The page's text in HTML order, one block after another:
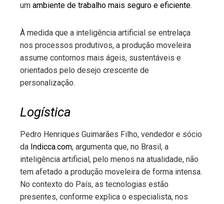
um ambiente de trabalho mais seguro e eficiente.
À medida que a inteligência artificial se entrelaça
nos processos produtivos, a produção moveleira
assume contornos mais ágeis, sustentáveis e
orientados pelo desejo crescente de
personalização.
Logística
Pedro Henriques Guimarães Filho, vendedor e sócio
da Indicca.com, argumenta que, no Brasil, a
inteligência artificial, pelo menos na atualidade, não
tem afetado a produção moveleira de forma intensa.
No contexto do País, as tecnologias estão
presentes, conforme explica o especialista, nos